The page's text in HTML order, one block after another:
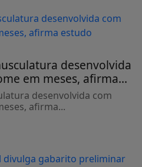
desenvolvida
em meses, afirma...
desenvolvida com
afirma...